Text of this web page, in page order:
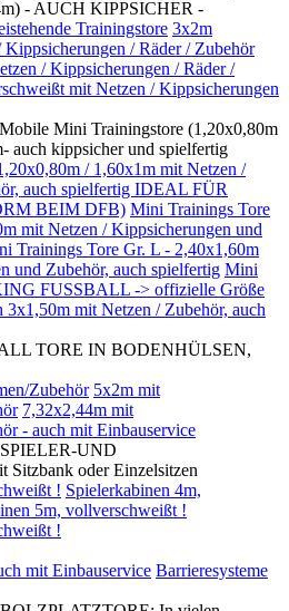
- AUCH KIPPSICHER -
Trainingstore 3x2m
/ Räder / Zubehör
/ Kippsicherungen / Räder /
mit Netzen / Kippsicherungen
Mini Trainingstore (1,20x0,80m
auch kippsicher und spielfertig
/ 1,60x1m mit Netzen /
auch spielfertig IDEAL FÜR
BEIM DFB) Mini Trainings Tore
mit Netzen / Kippsicherungen und
Trainings Tore Gr. L - 2,40x1,60m
und Zubehör, auch spielfertig Mini
FUSSBALL -> offizielle Größe
mit Netzen / Zubehör, auch
TORE IN BODENHÜLSEN,
Zubehör 5x2m mit
7,32x2,44m mit
- auch mit Einbauservice
UND
oder Einzelsitzen
! Spielerkabinen 4m,
5m, vollverschweißt !
!
mit Einbauservice Barrieresysteme